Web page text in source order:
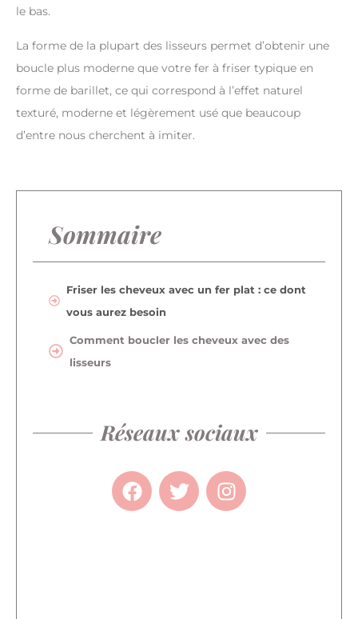
le bas.
La forme de la plupart des lisseurs permet d’obtenir une
boucle plus moderne que votre fer à friser typique en
forme de barillet, ce qui correspond à l’effet naturel
texturé, moderne et légèrement usé que beaucoup
d’entre nous cherchent à imiter.
Sommaire
Friser les cheveux avec un fer plat : ce dont
vous aurez besoin
Comment boucler les cheveux avec des
lisseurs
Réseaux sociaux